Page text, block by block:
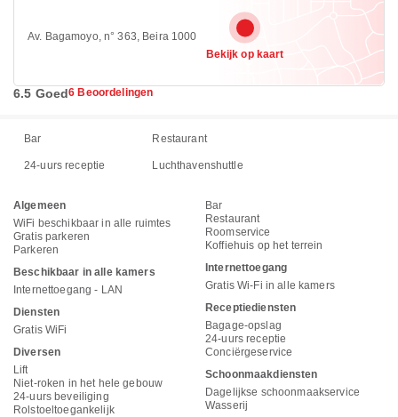
Av. Bagamoyo, n° 363, Beira 1000
Bekijk op kaart
6.5 Goed6 Beoordelingen
Bar Restaurant
24-uurs receptie Luchthavenshuttle
Algemeen
WiFi beschikbaar in alle ruimtes
Gratis parkeren
Parkeren
Beschikbaar in alle kamers
Internettoegang - LAN
Diensten
Gratis WiFi
Diversen
Lift
Niet-roken in het hele gebouw
24-uurs beveiliging
Rolstoeltoegankelijk
Bar
Restaurant
Roomservice
Koffiehuis op het terrein
Internettoegang
Gratis Wi-Fi in alle kamers
Receptiediensten
Bagage-opslag
24-uurs receptie
Conciërgeservice
Schoonmaakdiensten
Dagelijkse schoonmaakservice
Wasserij